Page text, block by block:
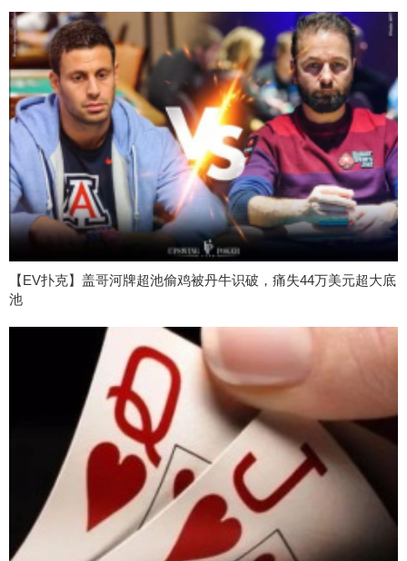
【EV扑克】盖哥河牌超池偷鸡被丹牛识破，痛失44万美元超大底
池